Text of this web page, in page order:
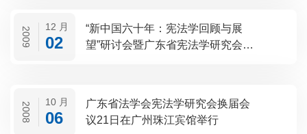
2009 12 月
02
“新中国六十年：宪法学回顾与展
望”研讨会暨广东省宪法学研究会
2008 10 月
06
广东省法学会宪法学研究会换届会
议21日在广州珠江宾馆举行